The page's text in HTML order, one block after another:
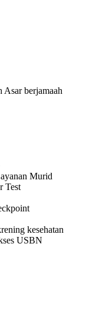
Asar berjamaah
Murid
Test
kesehatan
USBN